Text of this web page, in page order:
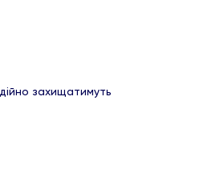
захищатимуть